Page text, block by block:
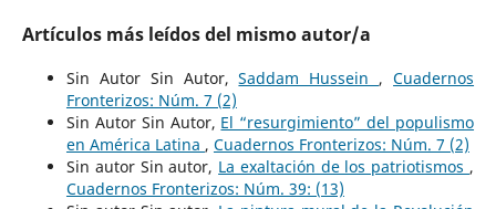
Artículos más leídos del mismo autor/a
Sin Autor Sin Autor,Saddam Hussein ,Cuadernos
Fronterizos: Núm. 7 (2)
Sin Autor Sin Autor, El “resurgimiento” del populismo
en América Latina , Cuadernos Fronterizos: Núm. 7 (2)
Sin autor Sin autor, La exaltación de los patriotismos ,
Cuadernos Fronterizos: Núm. 39: (13)